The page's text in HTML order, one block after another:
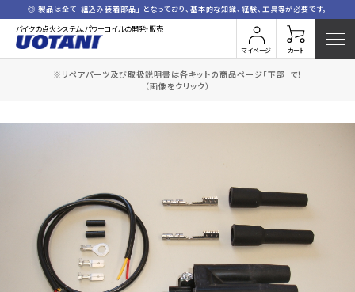
バイクの点火システム、パワーコイルの開発・販売
マイページ カート
◎ 製品は全て「組込み装着部品」 となっており、基本的な知識、経験、工具等が必要です。
※リペアパーツ及び取扱説明書は各キットの商品ページ「下部」で！
（画像をクリック）
全商品一覧 (2PH)80